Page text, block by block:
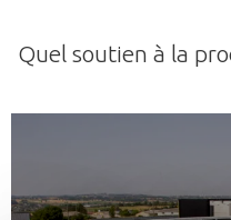
Quel soutien à la